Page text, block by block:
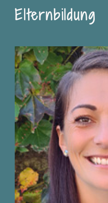
Elternbildung